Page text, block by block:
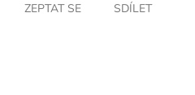
ZEPTAT SE SDÍLET